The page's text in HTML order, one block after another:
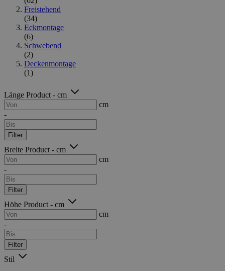
Freistehend
(34)
Eckmontage
(6)
Schwebend
(2)
Deckenmontage
(1)
Länge Product - cm
cm
-
Filter
Breite Product - cm
cm
-
Filter
Höhe Product - cm
cm
-
Filter
Stil